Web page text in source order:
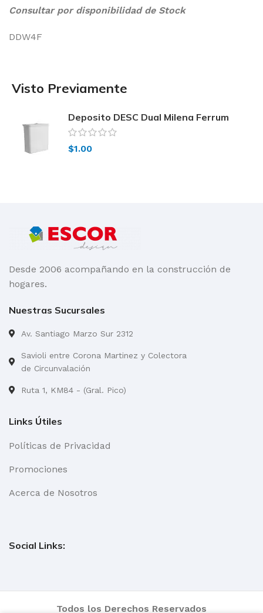
Consultar por disponibilidad de Stock
DDW4F
Visto Previamente
Deposito DESC Dual Milena Ferrum
$1.00
Desde 2006 acompañando en la construcción de
hogares.
Nuestras Sucursales
Av. Santiago Marzo Sur 2312
Savioli entre Corona Martinez y Colectora
de Circunvalación
Ruta 1, KM84 - (Gral. Pico)
Links Útiles
Políticas de Privacidad
Promociones
Acerca de Nosotros
Social Links:
Todos los Derechos Reservados